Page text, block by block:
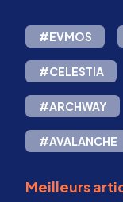
#EVMOS
#CELESTIA
#ARCHWAY
#AVALANCHE
Meilleurs